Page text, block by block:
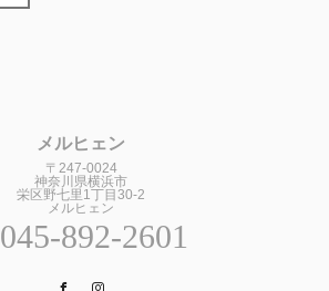
メルヒェン
〒247-0024
神奈川県横浜市
栄区野七里1丁目30-2
メルヒェン
045-892-2601
Facebook